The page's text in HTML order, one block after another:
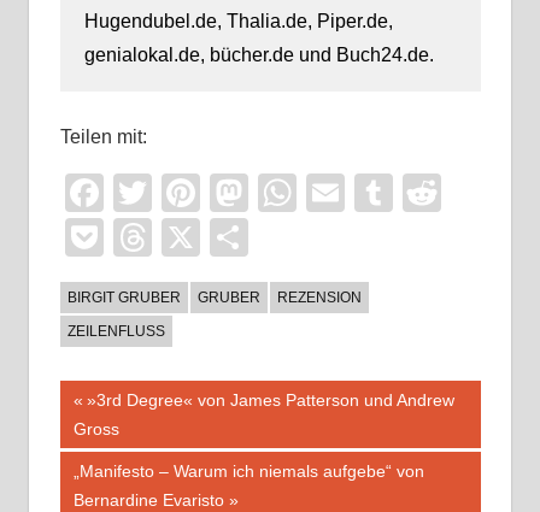
Hugendubel.de, Thalia.de, Piper.de,
genialokal.de, bücher.de und Buch24.de.
Teilen mit:
Facebook
TwitterPinterest
Mastodon
WhatsApp
EmailTumblr
PocketThreads
X
BIRGIT GRUBER GRUBER
REZENSION
ZEILENFLUSS
Beitragsnavigation
Vorheriger
Beitrag:
»3rd Degree« von James Patterson und Andrew
Gross
Nächster
Beitrag:
„Manifesto – Warum ich niemals aufgebe“ von
Bernardine Evaristo